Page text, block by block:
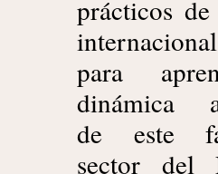
prácticos
para
dinámica
de este
sector del
Convenio
derechos
de las